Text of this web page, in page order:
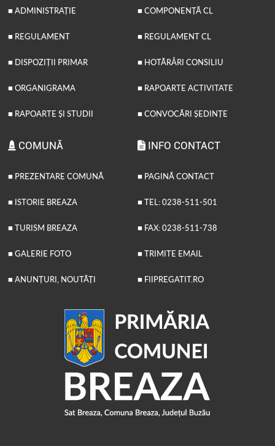
■ ADMINISTRAȚIE
■ REGULAMENT
■ DISPOZIȚII PRIMAR
■ ORGANIGRAMA
■ RAPOARTE ȘI STUDII
■ COMPONENȚĂ CL
■ REGULAMENT CL
■ HOTĂRÂRI CONSILIU
■ RAPOARTE ACTIVITATE
■ CONVOCĂRI ȘEDINȚE
COMUNĂ
■ PREZENTARE COMUNĂ
■ ISTORIE BREAZA
■ TURISM BREAZA
■ GALERIE FOTO
■ ANUNȚURI, NOUTĂȚI
INFO CONTACT
■ PAGINĂ CONTACT
■ TEL: 0238-511-501
■ FAX: 0238-511-738
■ TRIMITE EMAIL
■ FIIPREGATIT.RO